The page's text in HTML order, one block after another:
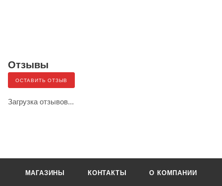
Отзывы
ОСТАВИТЬ ОТЗЫВ
Загрузка отзывов...
МАГАЗИНЫ КОНТАКТЫ О КОМПАНИИ